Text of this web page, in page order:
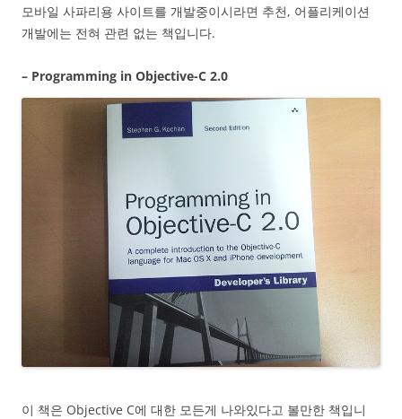
모바일 사파리용 사이트를 개발중이시라면 추천, 어플리케이션
개발에는 전혀 관련 없는 책입니다.
– Programming in Objective-C 2.0
이 책은 Objective C에 대한 모든게 나와있다고 볼만한 책입니